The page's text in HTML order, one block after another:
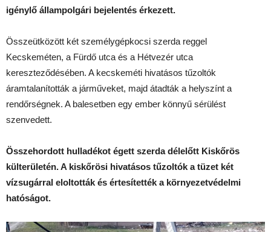
igénylő állampolgári bejelentés érkezett.
Összeütközött két személygépkocsi szerda reggel
Kecskeméten, a Fürdő utca és a Hétvezér utca
kereszteződésében. A kecskeméti hivatásos tűzoltók
áramtalanították a járműveket, majd átadták a helyszínt a
rendőrségnek. A balesetben egy ember könnyű sérülést
szenvedett.
Összehordott hulladékot égett szerda délelőtt Kiskőrös
külterületén. A kiskőrösi hivatásos tűzoltók a tüzet két
vízsugárral eloltották és értesítették a környezetvédelmi
hatóságot.